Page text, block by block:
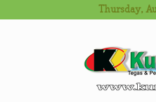
Thursday,